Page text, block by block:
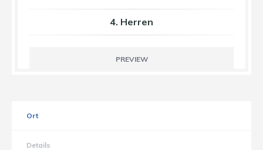
4. Herren
PREVIEW
Ort
Details